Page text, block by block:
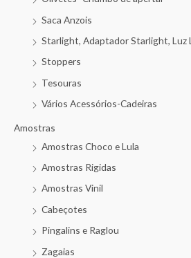
Saca Anzois
Starlight, Adaptador Starlight, Luz
Stoppers
Tesouras
Vários Acessórios-Cadeiras
Amostras
Amostras Choco e Lula
Amostras Rigidas
Amostras Vinil
Cabeçotes
Pingalins e Raglou
Zagaias